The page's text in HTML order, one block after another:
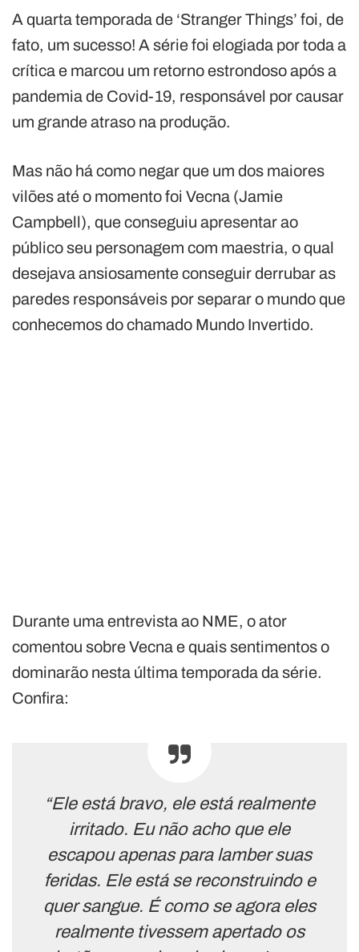
A quarta temporada de ‘Stranger Things’ foi, de
fato, um sucesso! A série foi elogiada por toda a
crítica e marcou um retorno estrondoso após a
pandemia de Covid-19, responsável por causar
um grande atraso na produção.
Mas não há como negar que um dos maiores
vilões até o momento foi Vecna (Jamie
Campbell), que conseguiu apresentar ao
público seu personagem com maestria, o qual
desejava ansiosamente conseguir derrubar as
paredes responsáveis por separar o mundo que
conhecemos do chamado Mundo Invertido.
Durante uma entrevista ao NME, o ator
comentou sobre Vecna e quais sentimentos o
dominarão nesta última temporada da série.
Confira:
“Ele está bravo, ele está realmente
irritado. Eu não acho que ele
escapou apenas para lamber suas
feridas. Ele está se reconstruindo e
quer sangue. É como se agora eles
realmente tivessem apertado os